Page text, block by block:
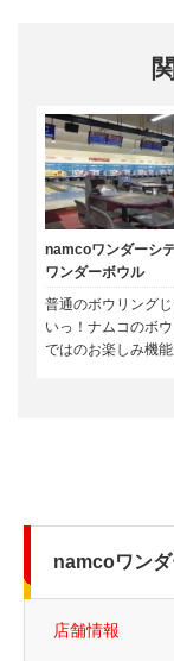
namcoワンダーシ
ワンダーボウル
普通のボウリング
いっ！ナムコのボ
ではのお楽しみ機
namcoワン
店舗情報